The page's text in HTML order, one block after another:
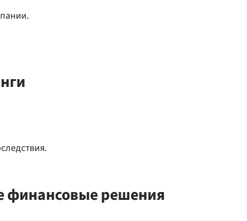
финансовые решения